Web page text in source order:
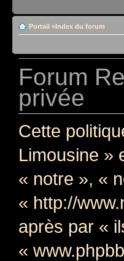
Portail »Index du forum
Forum
privée
Cette
Limousine »
« notre », «
« http://
après par «
«